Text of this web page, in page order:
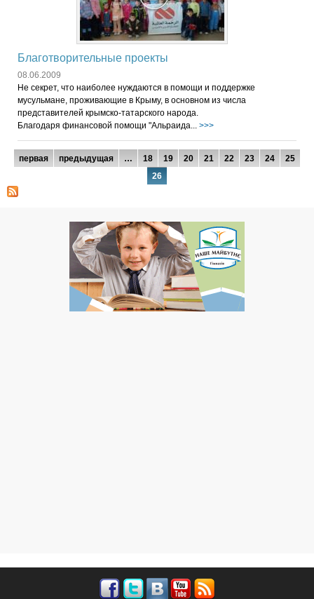
Благотворительные проекты
08.06.2009
Не секрет, что наиболее нуждаются в помощи и поддержке
мусульмане, проживающие в Крыму, в основном из числа
представителей крымско-татарского народа.
Благодаря финансовой помощи "Альраида... >>>
Страницы
первая предыдущая … 18 19 20 21 22 23 24
25
26